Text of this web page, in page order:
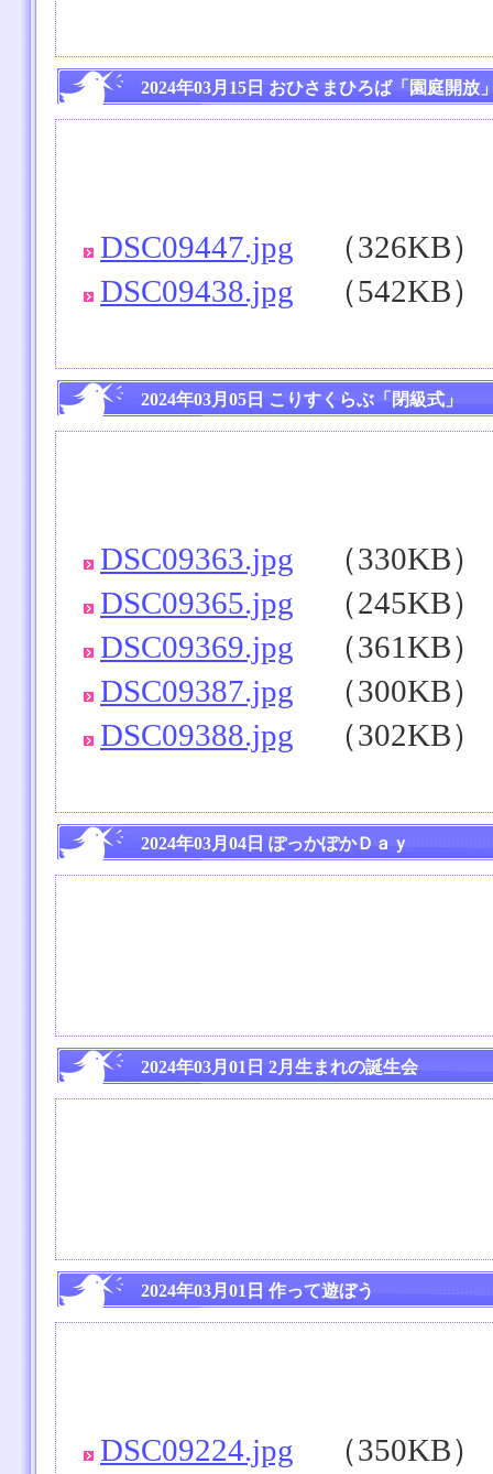
2024年03月15日 おひさまひろば「園庭開放
DSC09447.jpg （326KB）
DSC09438.jpg （542KB）
2024年03月05日 こりすくらぶ「閉級式」
DSC09363.jpg （330KB）
DSC09365.jpg （245KB）
DSC09369.jpg （361KB）
DSC09387.jpg （300KB）
DSC09388.jpg （302KB）
2024年03月04日 ぽっかぽかＤａｙ
2024年03月01日 2月生まれの誕生会
2024年03月01日 作って遊ぼう
DSC09224.jpg （350KB）